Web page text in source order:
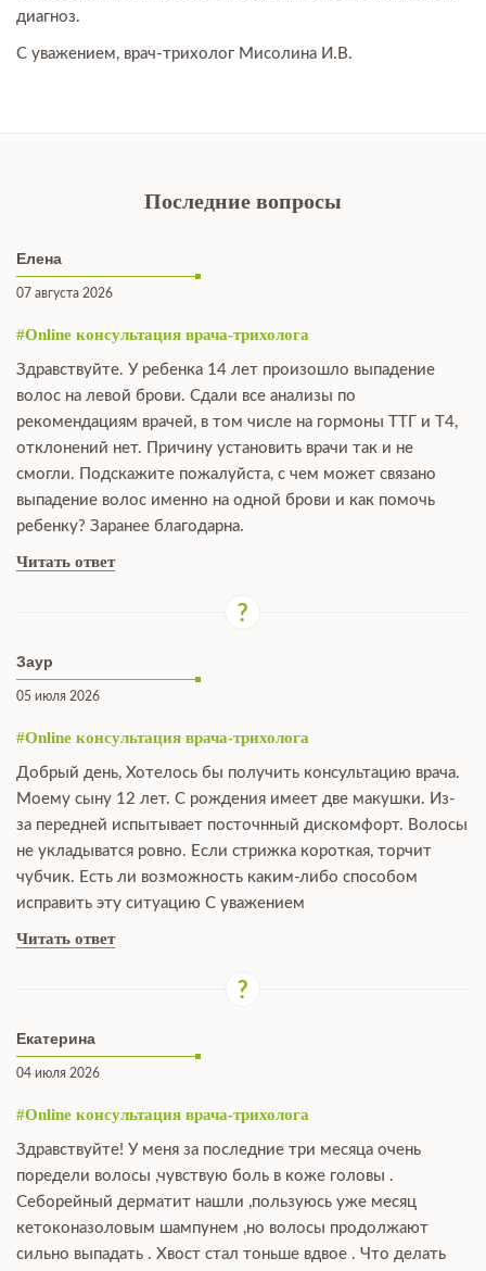
диагноз.
С уважением, врач-трихолог Мисолина И.В.
Последние вопросы
Елена
07 августа 2026
#Online консультация врача-трихолога
Здравствуйте. У ребенка 14 лет произошло выпадение
волос на левой брови. Сдали все анализы по
рекомендациям врачей, в том числе на гормоны ТТГ и Т4,
отклонений нет. Причину установить врачи так и не
смогли. Подскажите пожалуйста, с чем может связано
выпадение волос именно на одной брови и как помочь
ребенку? Заранее благодарна.
Читать ответ
Заур
05 июля 2026
#Online консультация врача-трихолога
Добрый день, Хотелось бы получить консультацию врача.
Моему сыну 12 лет. С рождения имеет две макушки. Из-
за передней испытывает посточнный дискомфорт. Волосы
не укладыватся ровно. Если стрижка короткая, торчит
чубчик. Есть ли возможность каким-либо способом
исправить эту ситуацию С уважением
Читать ответ
Екатерина
04 июля 2026
#Online консультация врача-трихолога
Здравствуйте! У меня за последние три месяца очень
поредели волосы ,чувствую боль в коже головы .
Себорейный дерматит нашли ,пользуюсь уже месяц
кетоконазоловым шампунем ,но волосы продолжают
сильно выпадать . Хвост стал тоньше вдвое . Что делать